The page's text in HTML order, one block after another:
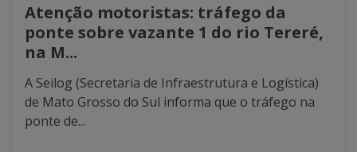
Atenção motoristas: tráfego da
ponte sobre vazante 1 do rio Tereré,
na M...
A Seilog (Secretaria de Infraestrutura e Logística)
de Mato Grosso do Sul informa que o tráfego na
ponte de...